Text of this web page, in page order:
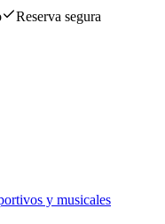
Reserva segura
y musicales